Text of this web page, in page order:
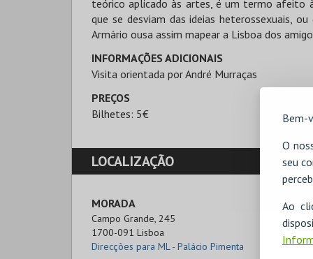
Bem-
O
seu
Ao
teórico aplicado às artes, é um termo afeito
que se desviam das ideias heterossexuais,
Armário ousa assim mapear a Lisboa dos
INFORMAÇÕES ADICIONAIS
Visita orientada por André Murraças
PREÇOS
Bilhetes: 5€
LOCALIZAÇÃO
MORADA
Campo Grande, 245
1700-091 Lisboa
Direcções para ML - Palácio Pimenta